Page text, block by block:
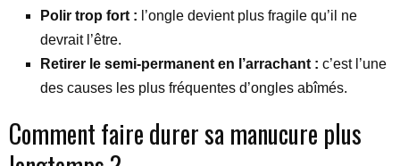
Polir trop fort : l’ongle devient plus fragile qu’il ne
devrait l’être.
Retirer le semi-permanent en l’arrachant : c’est l’une
des causes les plus fréquentes d’ongles abîmés.
Comment faire durer sa manucure plus